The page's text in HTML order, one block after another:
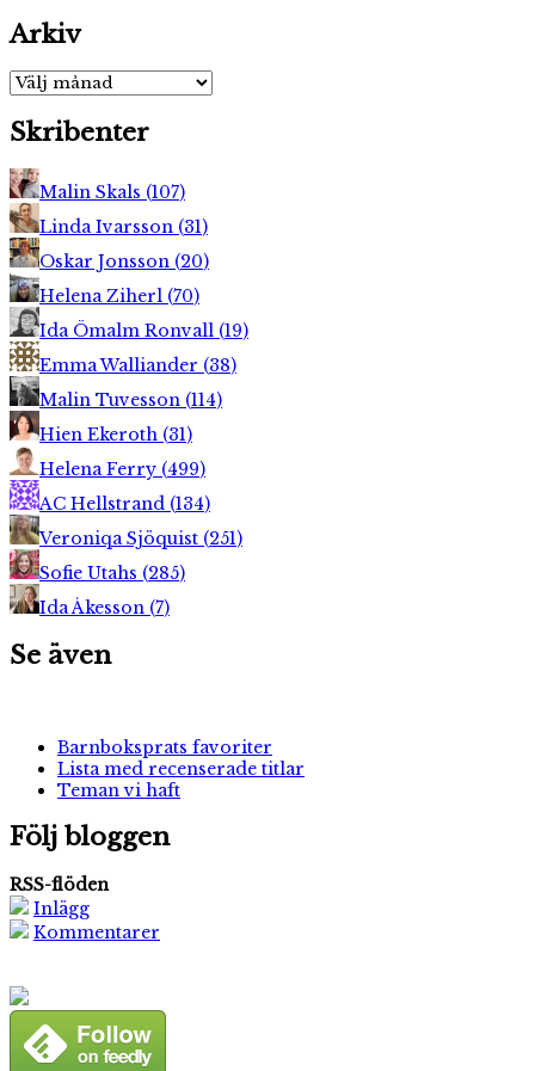
Arkiv
Arkiv
Skribenter
Malin Skals (107)
Linda Ivarsson (31)
Oskar Jonsson (20)
Helena Ziherl (70)
Ida Ömalm Ronvall (19)
Emma Walliander (38)
Malin Tuvesson (114)
Hien Ekeroth (31)
Helena Ferry (499)
AC Hellstrand (134)
Veroniqa Sjöquist (251)
Sofie Utahs (285)
Ida Åkesson (7)
Se även
Barnboksprats favoriter
Lista med recenserade titlar
Teman vi haft
Följ bloggen
RSS-flöden
Inlägg
Kommentarer